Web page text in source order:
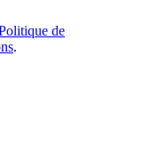
de
.